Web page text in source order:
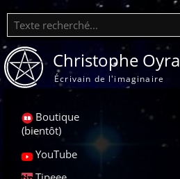
Recherche
Christophe Oyra
Écrivain de l'imaginaire
Boutique
(bientôt)
YouTube